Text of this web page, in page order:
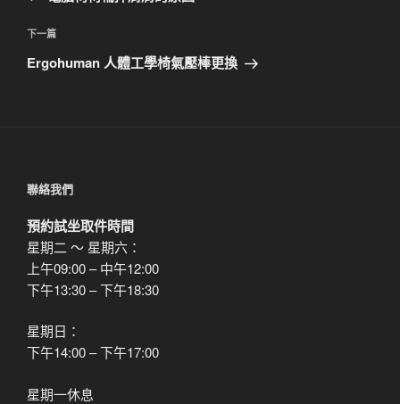
導
覽
文
章
下
一
下一篇
Ergohuman 人體工學椅氣壓棒更換
聯絡我們
預約試坐取件時間
星期二 ～ 星期六：
上午09:00 – 中午12:00
下午13:30 – 下午18:30
星期日：
下午14:00 – 下午17:00
星期一休息